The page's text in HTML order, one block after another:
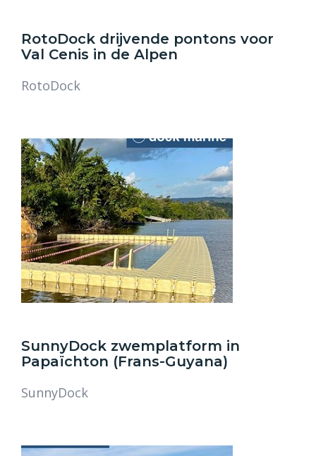
RotoDock drijvende pontons voor
Val Cenis in de Alpen
RotoDock
SunnyDock zwemplatform in
Papaïchton (Frans-Guyana)
SunnyDock